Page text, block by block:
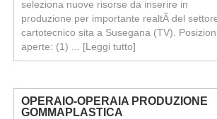
seleziona nuove risorse da inserire in
produzione per importante realtÃ del
cartotecnico sita a Susegana (TV). Posizioni
aperte: (1) ... [Leggi tutto]
OPERAIO-OPERAIA PRODUZIONE
GOMMAPLASTICA